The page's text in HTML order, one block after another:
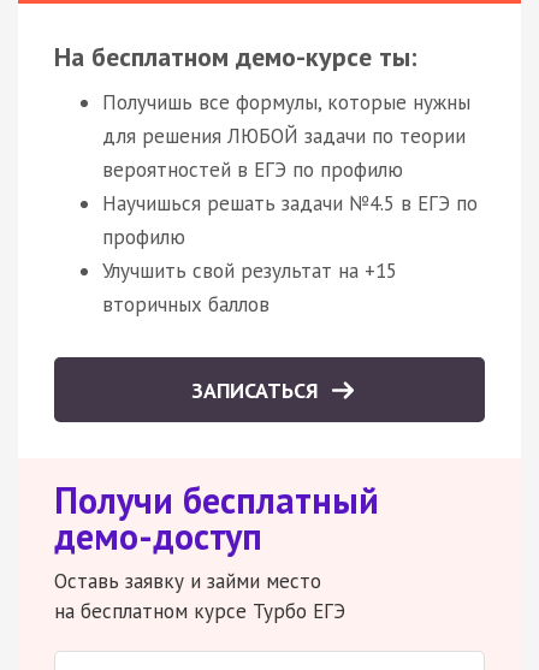
На бесплатном демо-курсе ты:
Получишь все формулы, которые нужны
для решения ЛЮБОЙ задачи по теории
вероятностей в ЕГЭ по профилю
Научишься решать задачи №4.5 в ЕГЭ по
профилю
Улучшить свой результат на +15
вторичных баллов
ЗАПИСАТЬСЯ
Получи бесплатный
демо-доступ
Оставь заявку и займи место
на бесплатном курсе Турбо ЕГЭ